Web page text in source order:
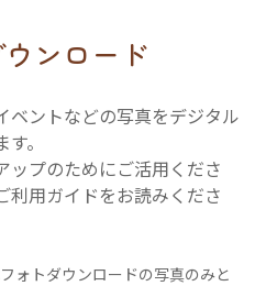
ンロード
ベントなどの写真をデジタル
。
ップのためにご活用くださ
利用ガイドをお読みくださ
ォトダウンロードの写真のみと